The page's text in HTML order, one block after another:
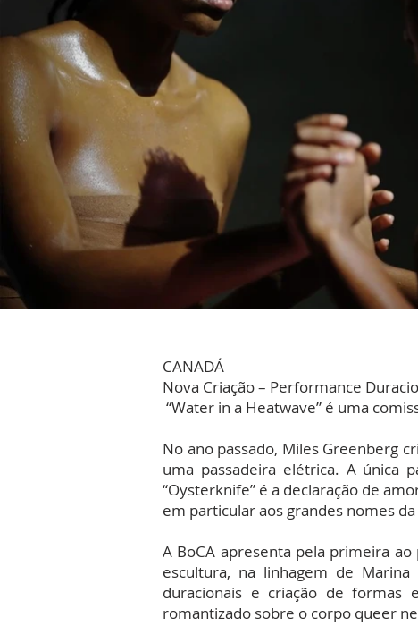
CANADÁ
Nova Criação – Performance
“Water in a Heatwave” é uma
No ano passado, Miles Greenberg
uma passadeira elétrica. A única
“Oysterknife” é a declaração de
em particular aos grandes nomes
A BoCA apresenta pela primeira
escultura, na linhagem de
duracionais e criação de formas
romantizado sobre o corpo queer